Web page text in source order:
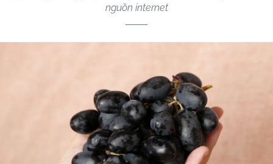
nguồn internet